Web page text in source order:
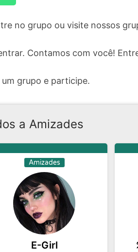
no grupo ou visite nossos
Contamos com você!
um grupo e participe.
a Amizades
Amizades
E-Girl